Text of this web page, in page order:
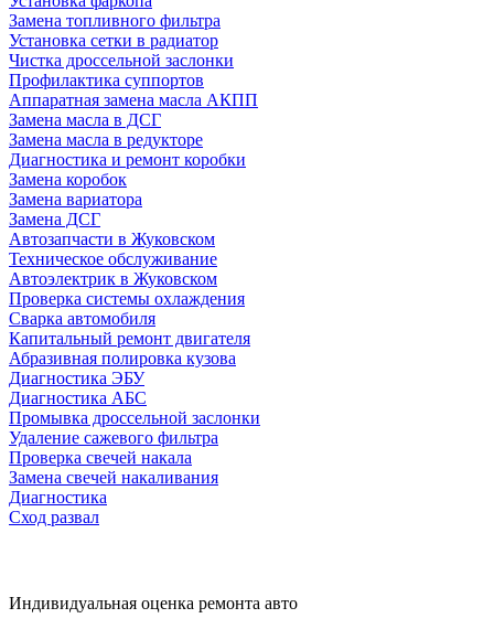
Замена топливного фильтра
Установка сетки в радиатор
Чистка дроссельной заслонки
Профилактика суппортов
Аппаратная замена масла АКПП
Замена масла в ДСГ
Замена масла в редукторе
Диагностика и ремонт коробки
Замена коробок
Замена вариатора
Замена ДСГ
Автозапчасти в Жуковском
Техническое обслуживание
Автоэлектрик в Жуковском
Проверка системы охлаждения
Сварка автомобиля
Капитальный ремонт двигателя
Абразивная полировка кузова
Диагностика ЭБУ
Диагностика АБС
Промывка дроссельной заслонки
Удаление сажевого фильтра
Проверка свечей накала
Замена свечей накаливания
Диагностика
Сход развал
Индивидуальная оценка ремонта авто